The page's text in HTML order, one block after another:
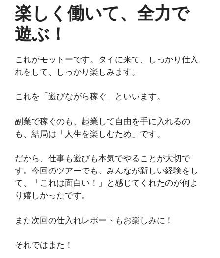
楽しく働いて、全力で
遊ぶ！
これがモットーです。タイに来て、しっかり仕入
れをして、しっかり楽しみます。
これを「遊びながら稼ぐ」といいます。
副業で稼ぐのも、起業して自由を手に入れるの
も、結局は「人生を楽しむため」です。
だから、仕事も遊びも本気でやることが大切で
す。今回のツアーでも、みんなが新しい経験をし
て、「これは面白い！」と感じてくれたのが何よ
り嬉しかったです。
また次回の仕入れレポートもお楽しみに！
それではまた！